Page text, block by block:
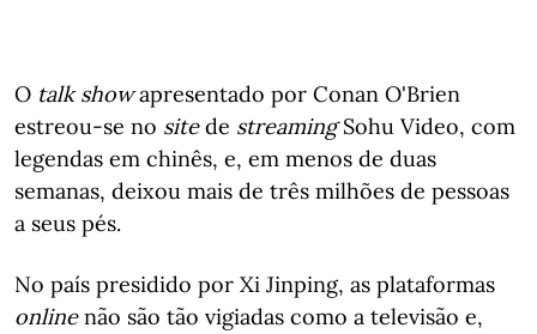
O talk showapresentado por Conan O'Brien
estreou-se no sitede streamingSohu Video, com
legendas em chinês, e, em menos de duas
semanas, deixou mais de três milhões de pessoas
a seus pés.
No país presidido por Xi Jinping, as plataformas
onlinenão são tão vigiadas como a televisão e,